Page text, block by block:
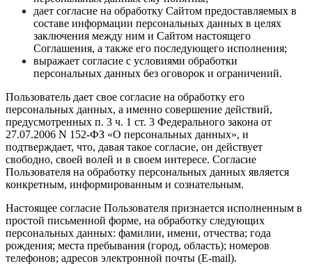
дает согласие на обработку Сайтом предоставляемых в
составе информации персональных данных в целях
заключения между ним и Сайтом настоящего
Соглашения, а также его последующего исполнения;
выражает согласие с условиями обработки
персональных данных без оговорок и ограничений.
Пользователь дает свое согласие на обработку его
персональных данных, а именно совершение действий,
предусмотренных п. 3 ч. 1 ст. 3 Федерального закона от
27.07.2006 N 152-ФЗ «О персональных данных», и
подтверждает, что, давая такое согласие, он действует
свободно, своей волей и в своем интересе. Согласие
Пользователя на обработку персональных данных является
конкретным, информированным и сознательным.
Настоящее согласие Пользователя признается исполненным в
простой письменной форме, на обработку следующих
персональных данных: фамилии, имени, отчества; года
рождения; места пребывания (город, область); номеров
телефонов; адресов электронной почты (E-mail).